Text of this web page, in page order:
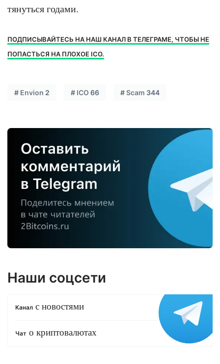
тянуться годами.
ПОДПИСЫВАЙТЕСЬ НА НАШ КАНАЛ В ТЕЛЕГРАМЕ, ЧТОБЫ НЕ
ПОПАСТЬСЯ НА ПЛОХОЕ ICO.
# Envion 2 # ICO 66 #Scam 344
Наши соцсети
Канал с новостями
Чат о криптовалютах